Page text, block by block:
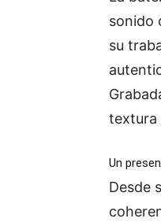
sonido
su
textura
Un
Desde